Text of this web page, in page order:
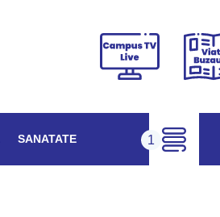
Campus
SANATATE